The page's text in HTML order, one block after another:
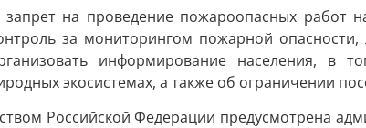
на проведение пожароопасных работ
за мониторингом пожарной
информирование населения,
экосистемах, а также об ограничении
Российской Федерации предусмотрена